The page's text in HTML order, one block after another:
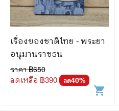
เรื่องของชาติไทย - พระยา
อนุมานราชธน
ราคา ฿650
ลดเหลือ ฿390 ลด40%
shopping_cart